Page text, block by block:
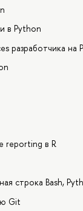
в Python
разработчика на
reporting в R
строка Bash,
Git